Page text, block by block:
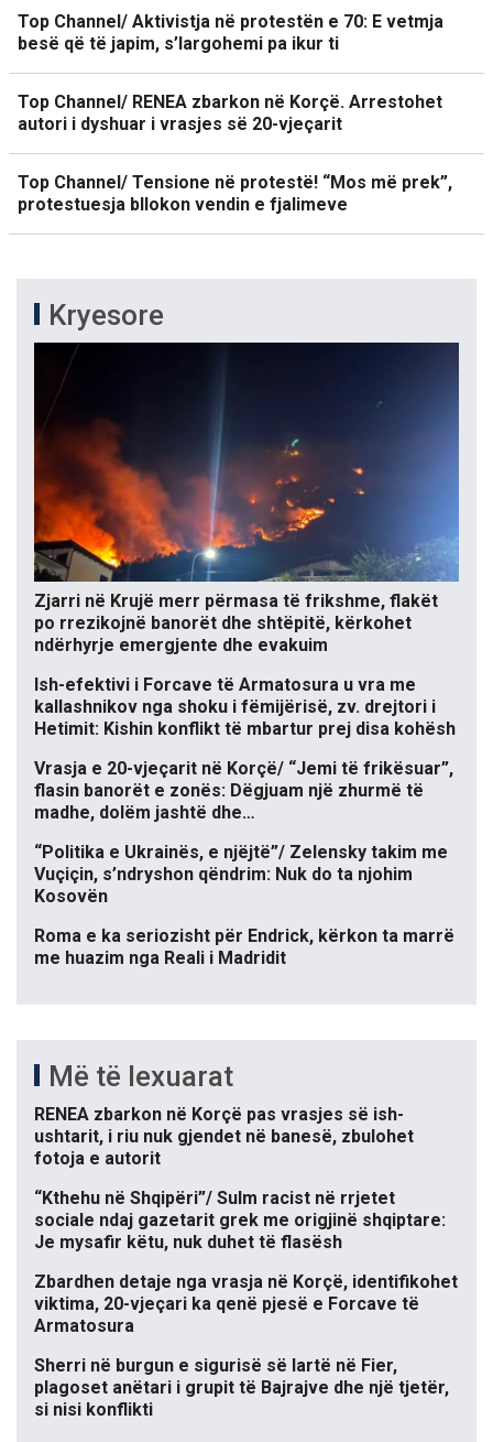
Top Channel/ Aktivistja në protestën e 70: E vetmja
besë që të japim, s’largohemi pa ikur ti
Top Channel/ RENEA zbarkon në Korçë. Arrestohet
autori i dyshuar i vrasjes së 20-vjeçarit
Top Channel/ Tensione në protestë! “Mos më prek”,
protestuesja bllokon vendin e fjalimeve
Kryesore
Zjarri në Krujë merr përmasa të frikshme, flakët
po rrezikojnë banorët dhe shtëpitë, kërkohet
ndërhyrje emergjente dhe evakuim
Ish-efektivi i Forcave të Armatosura u vra me
kallashnikov nga shoku i fëmijërisë, zv. drejtori i
Hetimit: Kishin konflikt të mbartur prej disa kohësh
Vrasja e 20-vjeçarit në Korçë/ “Jemi të frikësuar”,
flasin banorët e zonës: Dëgjuam një zhurmë të
madhe, dolëm jashtë dhe…
“Politika e Ukrainës, e njëjtë”/ Zelensky takim me
Vuçiçin, s’ndryshon qëndrim: Nuk do ta njohim
Kosovën
Roma e ka seriozisht për Endrick, kërkon ta marrë
me huazim nga Reali i Madridit
Më të lexuarat
RENEA zbarkon në Korçë pas vrasjes së ish-
ushtarit, i riu nuk gjendet në banesë, zbulohet
fotoja e autorit
“Kthehu në Shqipëri”/ Sulm racist në rrjetet
sociale ndaj gazetarit grek me origjinë shqiptare:
Je mysafir këtu, nuk duhet të flasësh
Zbardhen detaje nga vrasja në Korçë, identifikohet
viktima, 20-vjeçari ka qenë pjesë e Forcave të
Armatosura
Sherri në burgun e sigurisë së lartë në Fier,
plagoset anëtari i grupit të Bajrajve dhe një tjetër,
si nisi konflikti